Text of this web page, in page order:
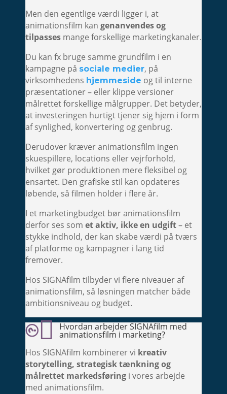
Men den egentlige værdi ligger i, at
animationsfilm kan genanvendes og
tilpasses mange forskellige marketingkanaler.
Du kan fx bruge samme grundfilm i en
kampagne på sociale medier, på
virksomhedens hjemmeside og til interne
præsentationer – eller klippe versioner
målrettet forskellige målgrupper. Det betyder,
at investeringen hurtigt tjener sig hjem i form
af synlighed, konvertering og genbrug.
Derudover kræver animationsfilm ingen
skuespillere, locations eller vejrforhold,
hvilket gør produktionen mere fleksibel og
ensartet. Den grafiske stil kan opdateres
løbende, så filmen holder i flere år.
I et marketingbudget bør animationsfilm
derfor ses som et aktiv, ikke en udgift– et
stykke indhold, der kan skabe værdi på tværs
af platforme og kampagner i lang tid
fremover.
Hos SIGNAfilm tilbyder vi flere niveauer af
animationsfilm, så løsningen matcher både
ambitionsniveau og budget.
 Hvordan arbejder SIGNAfilm med
animationsfilm i marketing?
Hos SIGNAfilm kombinerer vi kreativ
storytelling, strategisk tænkning og
målrettet markedsføring i vores arbejde
med animationsfilm.